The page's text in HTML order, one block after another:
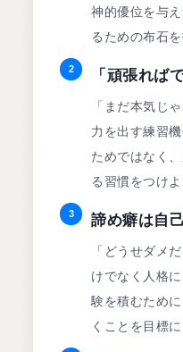
神的優位を与
るための布石を
2 「頑張れば
「まだ本気じ
力を出す練習
ためではなく
る習慣をつけよ
3 諦め癖は自
「どうせダメ
けでなく人格
験を積むため
くことを目標に